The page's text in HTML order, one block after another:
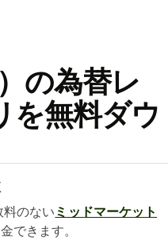
の為替レ
を無料ダウ
のない ミッドマーケット
できます。